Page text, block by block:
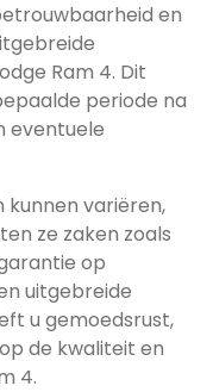
en
Ram 4. Dit
periode na
eventuele
variëren,
ze zaken zoals
op
uitgebreide
u gemoedsrust,
de kwaliteit en
4.